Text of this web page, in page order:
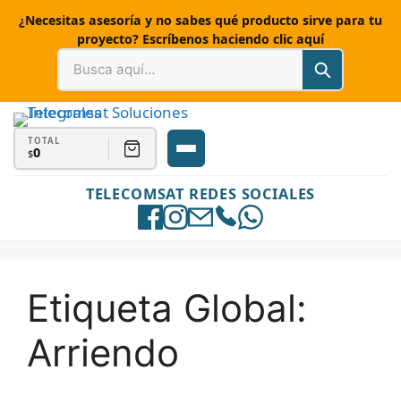
¿Necesitas asesoría y no sabes qué producto sirve para tu
proyecto? Escríbenos haciendo clic aquí
TELECOMSAT REDES SOCIALES
TOTAL
$0
Etiqueta Global:
Arriendo